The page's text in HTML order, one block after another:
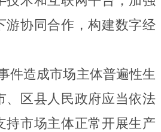
游协同合作，构建数字经
件造成市场主体普遍性生
、区县人民政府应当依法
持市场主体正常开展生产